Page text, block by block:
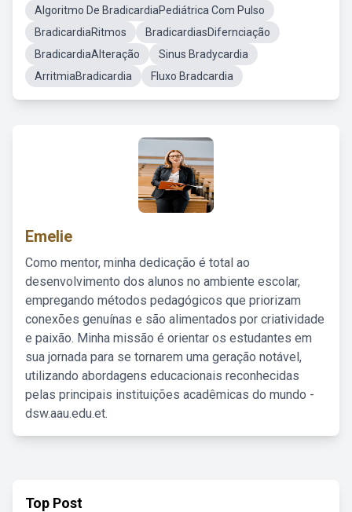
Algoritmo De BradicardiaPediátrica Com Pulso
BradicardiaRitmos
BradicardiasDifernciação
BradicardiaAlteração
Sinus Bradycardia
ArritmiaBradicardia
Fluxo Bradcardia
Emelie
Como mentor, minha dedicação é total ao
desenvolvimento dos alunos no ambiente escolar,
empregando métodos pedagógicos que priorizam
conexões genuínas e são alimentados por criatividade
e paixão. Minha missão é orientar os estudantes em
sua jornada para se tornarem uma geração notável,
utilizando abordagens educacionais reconhecidas
pelas principais instituições acadêmicas do mundo -
dsw.aau.edu.et.
Top Post